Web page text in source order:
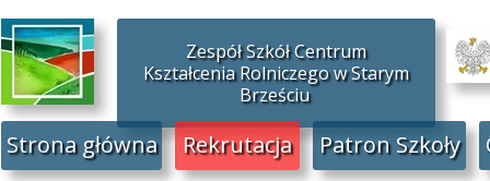
Rekrutacja
Strona główna Patron Szkoły
Zespół Szkół Centrum
Kształcenia Rolniczego w Starym
Brześciu